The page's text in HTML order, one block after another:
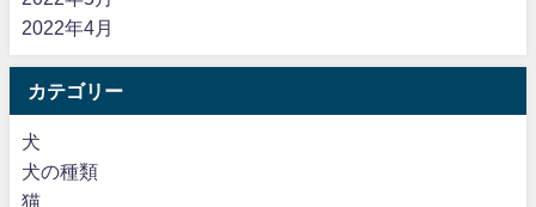
2022年4月
カテゴリー
犬
犬の種類
猫